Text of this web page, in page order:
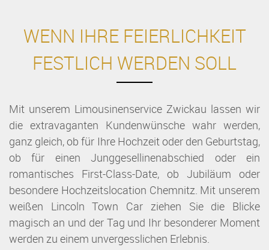
WENN IHRE FEIERLICHKEIT
FESTLICH WERDEN SOLL
Mit unserem Limousinenservice Zwickau lassen wir
die extravaganten Kundenwünsche wahr werden,
ganz gleich, ob für Ihre Hochzeit oder den Geburtstag,
ob für einen Junggesellinenabschied oder ein
romantisches First-Class-Date, ob Jubiläum oder
besondere Hochzeitslocation Chemnitz. Mit unserem
weißen Lincoln Town Car ziehen Sie die Blicke
magisch an und der Tag und Ihr besonderer Moment
werden zu einem unvergesslichen Erlebnis.